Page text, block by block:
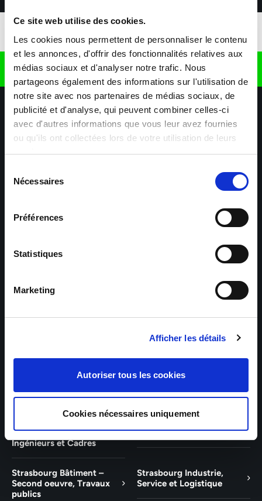
Ce site web utilise des cookies.
Les cookies nous permettent de personnaliser le contenu
et les annonces, d'offrir des fonctionnalités relatives aux
médias sociaux et d'analyser notre trafic. Nous
partageons également des informations sur l'utilisation de
notre site avec nos partenaires de médias sociaux, de
publicité et d'analyse, qui peuvent combiner celles-ci
avec d'autres informations que vous leur avez fournies
ou qu'ils ont collectées lors de votre utilisation de leurs
services.
Nécessaires
Préférences
Statistiques
Marketing
Afficher les détails
Autoriser tous les cookies
Cookies nécessaires uniquement
Retrouvez nous sur
Nos agences Aide & Contact
Maxiplan
Mulhouse – Industrie,
Logistique, Transport et
Bâtiment et Tertiaire
Logistique, Bâtiment et
Guebwiller – Industrie,
Experts Paris – Tertiaire,
Cadres
Experts Strasbourg –
Illkirch-Graffenstaden
Experts Saint-Louis –
Tertiaire, Techniciens,
Ingénieurs et Cadres
Tertiaire, Techniciens,
Ingénieurs et Cadres
Saint-Louis – Industrie,
Logistique, Service
Strasbourg Bâtiment –
Second oeuvre, Travaux
publics
Strasbourg Industrie,
Service et Logistique